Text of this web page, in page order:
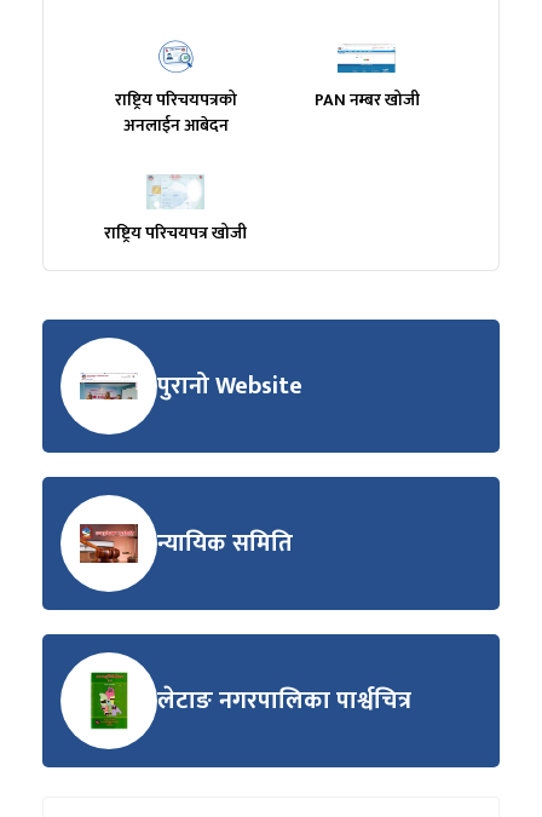
राष्ट्रिय परिचयपत्रको
अनलाईन आबेदन
PAN नम्बर खोजी
राष्ट्रिय परिचयपत्र खोजी
पुरानो Website
न्यायिक समिति
लेटाङ नगरपालिका पार्श्वचित्र